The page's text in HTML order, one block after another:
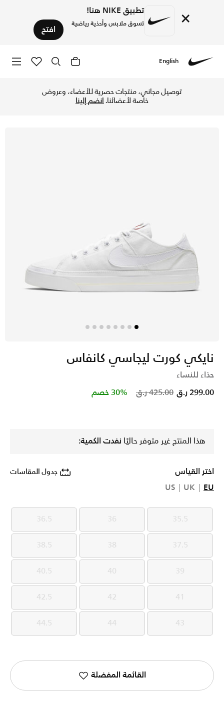
× تطبيق NIKE هنا!
تسوق ملابس وأحذية رياضية افتح
English
توصيل مجاني، منتجات حصرية للأعضاء، وعروض
خاصة لأعضائنا.انضم إلينا
نايكي كورت ليجاسي كانفاس
حذاء للنساء
Price reduced from
425.00 ر.ق to 299.00 ر.ق 30% خصم
هذا المنتج غير متوفر حاليًا نفدت الكمية:
اختر القياس جدول المقاسات
EU
UK
US
35.5
35.5
36
36
36.5
36.5
37.5
37.5
38
38
38.5
38.5
39
39
40
40
40.5
40.5
41
41
42
42
42.5
42.5
43
43
44
44
44.5
44.5
القائمة المفضلة